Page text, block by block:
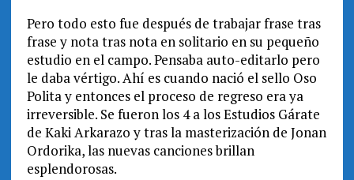
Pero todo esto fue después de trabajar frase tras
frase y nota tras nota en solitario en su pequeño
estudio en el campo. Pensaba auto-editarlo pero
le daba vértigo. Ahí es cuando nació el sello Oso
Polita y entonces el proceso de regreso era ya
irreversible. Se fueron los 4 a los Estudios Gárate
de Kaki Arkarazo y tras la masterización de Jonan
Ordorika, las nuevas canciones brillan
esplendorosas.